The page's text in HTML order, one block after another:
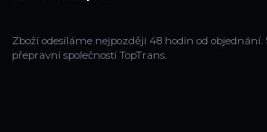
Zboží odesíláme nejpozději 48 hodin od
přepravní společností TopTrans.